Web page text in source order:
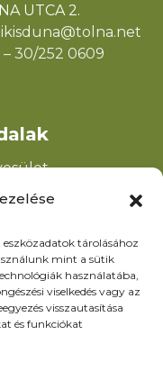
visszautasítása
és funkciókat
UTCA 2.
– 30/252 0609